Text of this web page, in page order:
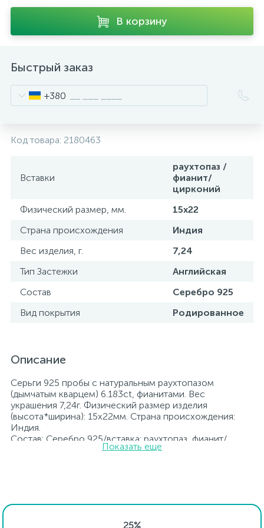
В корзину
Быстрый заказ
+380
Код товара: 2180463
Вставки
раухтопаз /
фианит/
цирконий
Физический размер, мм.
15х22
Страна происхождения
Индия
Вес изделия, г.
7,24
Тип Застежки
Английская
Состав
Серебро 925
Вид покрытия
Родированное
Описание
Серьги 925 пробы с натуральным раухтопазом
(дымчатым кварцем) 6.183ct, фианитами. Вес
украшения 7,24г. Физический размер изделия
(высота*ширина): 15х22мм. Страна происхождения:
Индия.
Состав: Серебро 925/вставка: раухтопаз, фианит/
цирконий. Вид покрытия: Родий
нашем сайте прошли внутренний контроль качества, а
Показать еще
25%